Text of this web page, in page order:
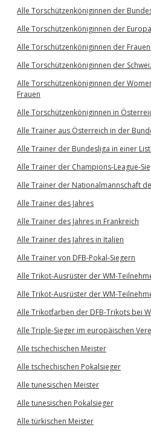
Alle Torschützenköniginnen der
Alle Torschützenköniginnen der
Alle Torschützenköniginnen der
Alle Torschützenköniginnen der
Alle Torschützenköniginnen der
Frauen
Alle Torschützenköniginnen in
Alle Trainer aus Österreich in der
Alle Trainer der Bundesliga in einer
Alle Trainer der Champions-League-
Alle Trainer der Nationalmannschaft
Alle Trainer des Jahres
Alle Trainer des Jahres in Frankreich
Alle Trainer des Jahres in Italien
Alle Trainer von DFB-Pokal-Siegern
Alle Trikot-Ausrüster der WM-
Alle Trikot-Ausrüster der WM-
Alle Trikotfarben der DFB-Trikots bei
Alle Triple-Sieger im europäischen
Alle tschechischen Meister
Alle tschechischen Pokalsieger
Alle tunesischen Meister
Alle tunesischen Pokalsieger
Alle türkischen Meister